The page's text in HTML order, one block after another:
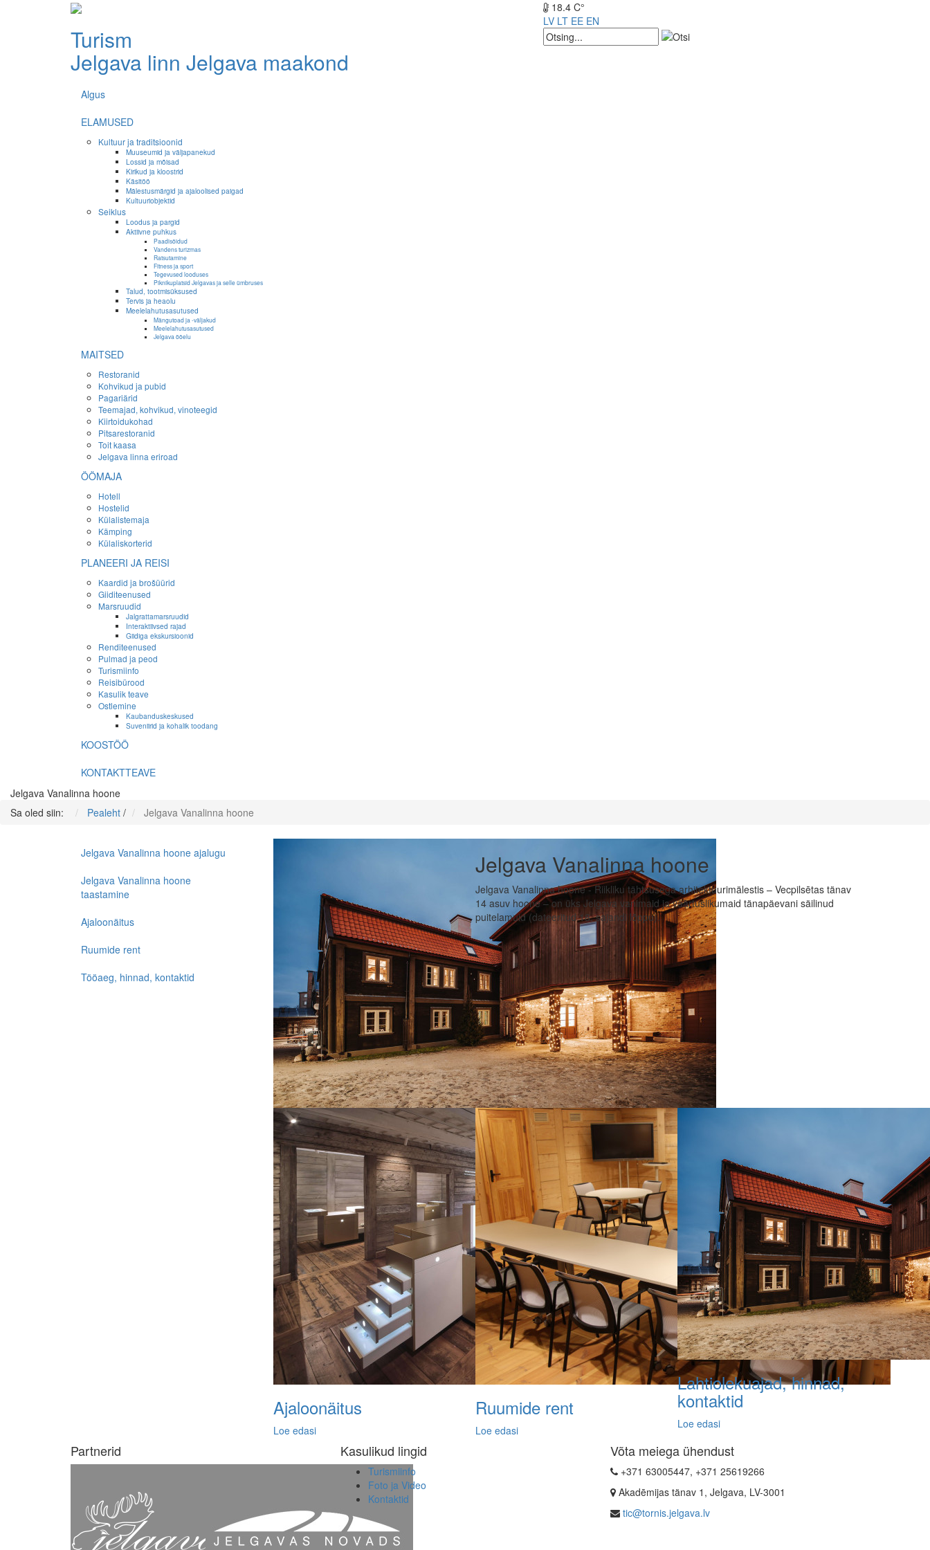
Turism
Jelgava linn Jelgava maakond
18.4 C°
LV LT EE EN
Algus
ELAMUSED
Kultuur ja traditsioonid
Muuseumid ja väljapanekud
Lossid ja mõisad
Kirikud ja kloostrid
Käsitöö
Mälestusmärgid ja ajaloolised paigad
Kultuuriobjektid
Seiklus
Loodus ja pargid
Aktiivne puhkus
Paadisõidud
Vandens turizmas
Ratsutamine
Fitness ja sport
Tegevused looduses
Piknikuplatsid Jelgavas ja selle ümbruses
Talud, tootmisüksused
Tervis ja heaolu
Meelelahutusasutused
Mängutoad ja -väljakud
Meelelahutusasutused
Jelgava ööelu
MAITSED
Restoranid
Kohvikud ja pubid
Pagariärid
Teemajad, kohvikud, vinoteegid
Kiirtoidukohad
Pitsarestoranid
Toit kaasa
Jelgava linna eriroad
ÖÖMAJA
Hotell
Hostelid
Külalistemaja
Kämping
Külaliskorterid
PLANEERI JA REISI
Kaardid ja brošüürid
Giiditeenused
Marsruudid
Jalgrattamarsruudid
Interaktiivsed rajad
Giidiga ekskursioonid
Renditeenused
Pulmad ja peod
Turismiinfo
Reisibürood
Kasulik teave
Ostlemine
Kaubanduskeskused
Suveniirid ja kohalik toodang
KOOSTÖÖ
KONTAKTTEAVE
Jelgava Vanalinna hoone
Sa oled siin:
Pealeht / Jelgava Vanalinna hoone
Jelgava Vanalinna hoone ajalugu
Jelgava Vanalinna hoone
taastamine
Ajaloonäitus
Ruumide rent
Tööaeg, hinnad, kontaktid
Jelgava Vanalinna hoone
Jelgava Vanalinna hoone - Riikliku tähtsusega arhitektuurimälestis – Vecpilsētas tänav
14 asuv hoone – on üks Jelgava vanimaid ja väärtuslikumaid tänapäevani säilinud
puitelamuid (dateeritud 18. sajandi lõppu).
Ajaloonäitus
Loe edasi
Ruumide rent
Loe edasi
Lahtiolekuajad, hinnad,
kontaktid
Loe edasi
Partnerid Kasulikud lingid
Turismiinfo
Foto ja Video
Kontaktid
Võta meiega ühendust
+371 63005447, +371 25619266
Akadēmijas tänav 1, Jelgava, LV-3001
tic@tornis.jelgava.lv